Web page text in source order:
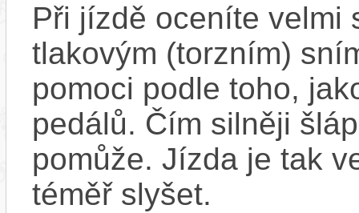
Při jízdě oceníte velmi
tlakovým (torzním)
pomoci podle toho,
pedálů. Čím silněji
pomůže. Jízda je tak
téměř slyšet.